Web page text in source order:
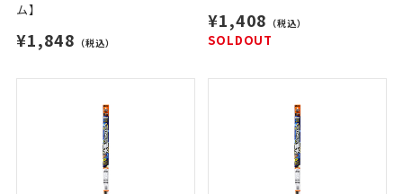
ム】
¥1,848 （税込）
¥1,408 （税込）
SOLDOUT